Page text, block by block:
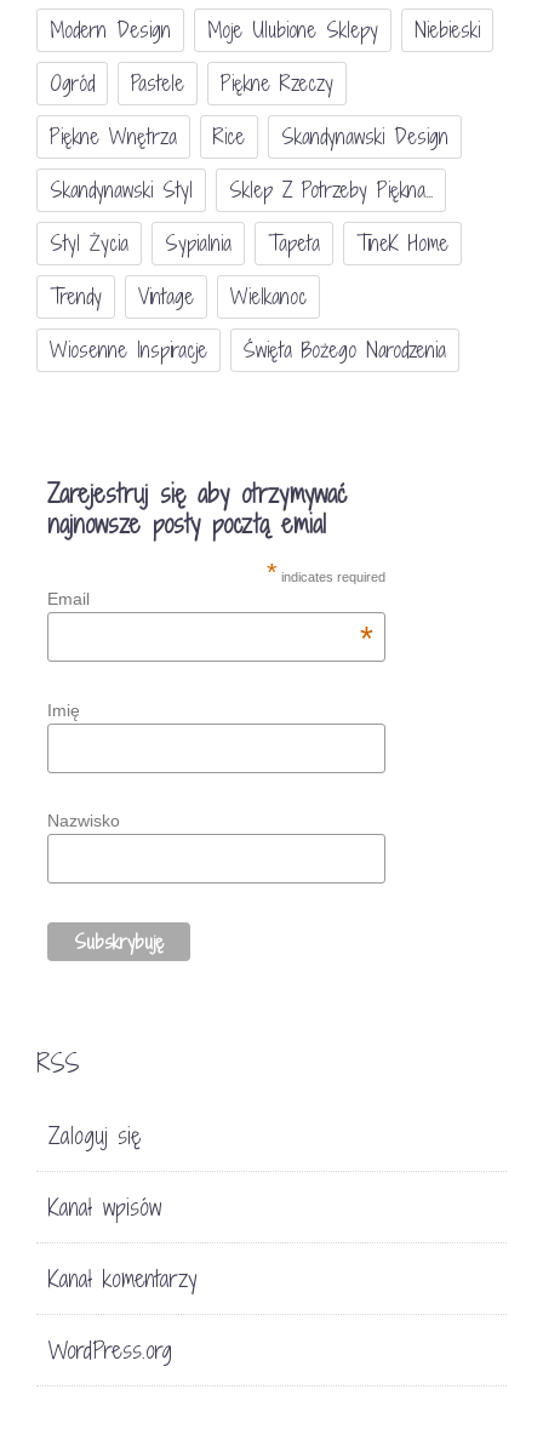
Modern Design
Moje Ulubione Sklepy
Niebieski
Ogród
Pastele
Piękne Rzeczy
Piękne Wnętrza
Rice
Skandynawski Design
Skandynawski Styl
Sklep Z Potrzeby Piękna...
Styl Życia
Sypialnia Tapeta
TineK Home
Trendy
Vintage
Wielkanoc
Wiosenne Inspiracje
Święta Bożego Narodzenia
Zarejestruj się aby otrzymywać
najnowsze posty pocztą emial
* indicates required
Email
*
Imię
Nazwisko
RSS
Zaloguj się
Kanał wpisów
Kanał komentarzy
WordPress.org